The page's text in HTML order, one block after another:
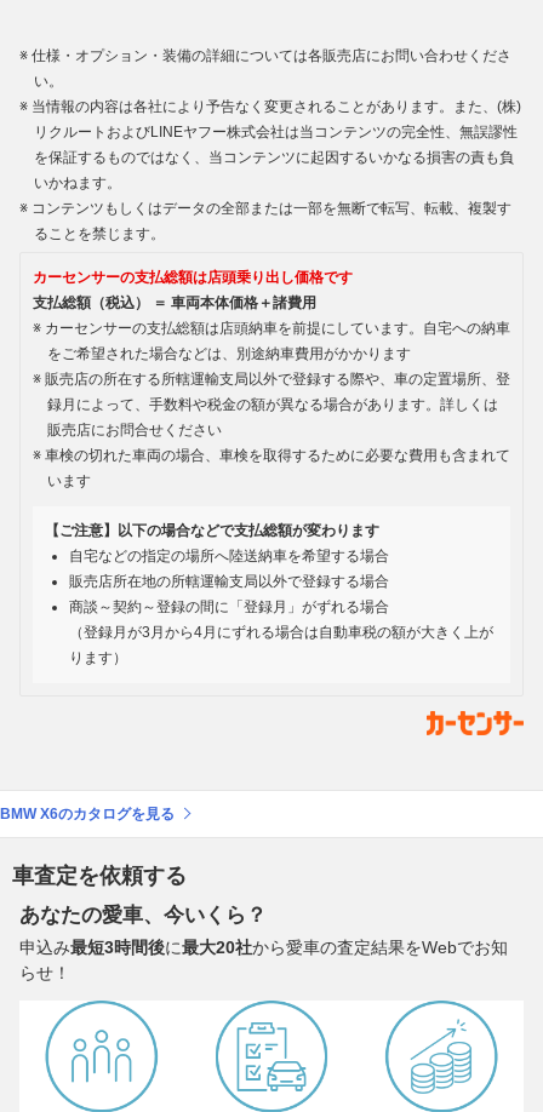
仕様・オプション・装備の詳細については各販売店にお問い合わせくださ
い。
当情報の内容は各社により予告なく変更されることがあります。また、(株)
リクルートおよびLINEヤフー株式会社は当コンテンツの完全性、無誤謬性
を保証するものではなく、当コンテンツに起因するいかなる損害の責も負
いかねます。
コンテンツもしくはデータの全部または一部を無断で転写、転載、複製す
ることを禁じます。
カーセンサーの支払総額は店頭乗り出し価格です
支払総額（税込） ＝ 車両本体価格＋諸費用
カーセンサーの支払総額は店頭納車を前提にしています。自宅への納車
をご希望された場合などは、別途納車費用がかかります
販売店の所在する所轄運輸支局以外で登録する際や、車の定置場所、登
録月によって、手数料や税金の額が異なる場合があります。詳しくは
販売店にお問合せください
車検の切れた車両の場合、車検を取得するために必要な費用も含まれて
います
【ご注意】以下の場合などで支払総額が変わります
自宅などの指定の場所へ陸送納車を希望する場合
販売店所在地の所轄運輸支局以外で登録する場合
商談～契約～登録の間に「登録月」がずれる場合
（登録月が3月から4月にずれる場合は自動車税の額が大きく上が
ります）
BMW X6のカタログを見る
車査定を依頼する
あなたの愛車、今いくら？
申込み最短3時間後に最大20社から愛車の査定結果をWebでお知
らせ！